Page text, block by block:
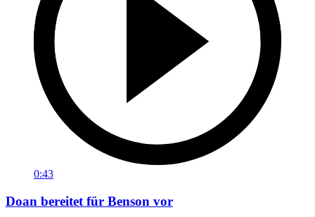
0:43
Doan bereitet für Benson vor